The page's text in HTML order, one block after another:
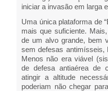
iniciar a invasão em larga
Uma única plataforma de
mais que suficiente.
de um alvo grande, bem
sem defesas antimísseis,
Menos não era viável
de defesa antiaérea de
atingir a altitude
poderiam não chegar